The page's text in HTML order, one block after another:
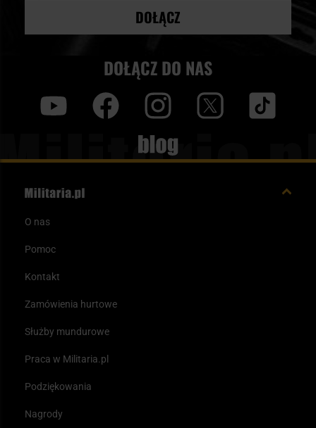
DOŁĄCZ
DOŁĄCZ DO NAS
Blog
O nas
Pomoc
Kontakt
Zamówienia hurtowe
Służby mundurowe
Praca w Militaria.pl
Podziękowania
Nagrody